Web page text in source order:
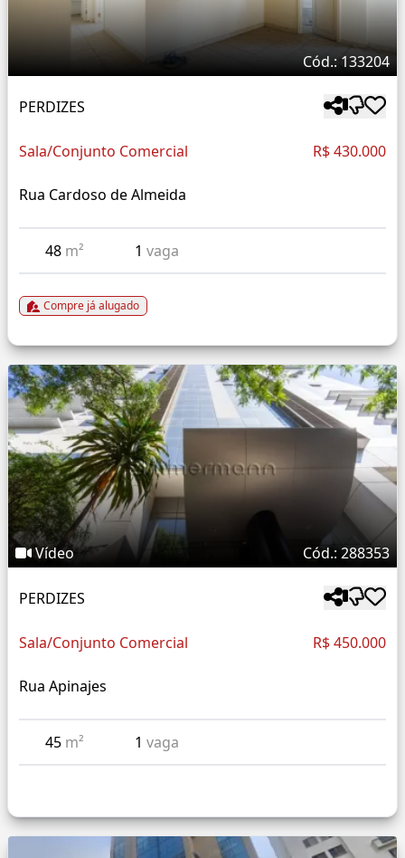
Cód.: 133204
PERDIZES
Sala/Conjunto Comercial R$ 430.000
Rua Cardoso de Almeida
48 m² 1 vaga
Compre já alugado
Vídeo Cód.: 288353
PERDIZES
Sala/Conjunto Comercial R$ 450.000
Rua Apinajes
45 m² 1 vaga